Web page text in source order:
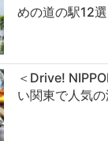
めの道の駅12
＜Drive!
い関東で人気